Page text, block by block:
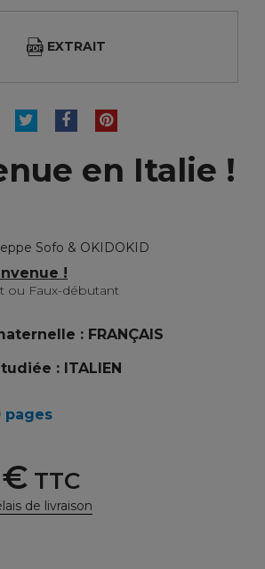
EXTRAIT
TWEETPARTAGERPINTEREST
en Italie !
Sofo & OKIDOKID
!
ou Faux-débutant
: FRANÇAIS
: ITALIEN
pages
TTC
de livraison